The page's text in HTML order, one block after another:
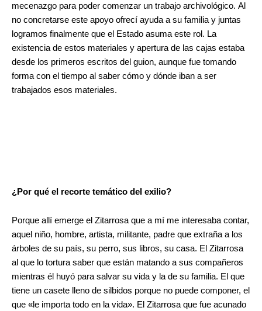
mecenazgo para poder comenzar un trabajo archivológico. Al
no concretarse este apoyo ofrecí ayuda a su familia y juntas
logramos finalmente que el Estado asuma este rol. La
existencia de estos materiales y apertura de las cajas estaba
desde los primeros escritos del guion, aunque fue tomando
forma con el tiempo al saber cómo y dónde iban a ser
trabajados esos materiales.
¿Por qué el recorte temático del exilio?
Porque allí emerge el Zitarrosa que a mí me interesaba contar,
aquel niño, hombre, artista, militante, padre que extraña a los
árboles de su país, su perro, sus libros, su casa. El Zitarrosa
al que lo tortura saber que están matando a sus compañeros
mientras él huyó para salvar su vida y la de su familia. El que
tiene un casete lleno de silbidos porque no puede componer, el
que «le importa todo en la vida». El Zitarrosa que fue acunado